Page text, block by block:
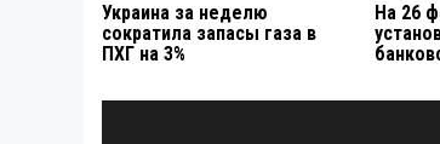
Украина за неделю
сократила запасы газа в
ПХГ на 3%
На 26
Навигация